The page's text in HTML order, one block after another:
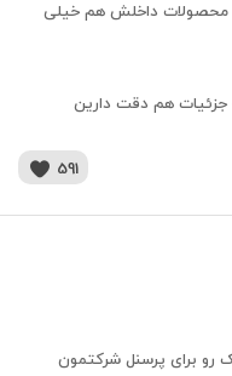
محصولات داخلش هم خیلی
جزئیات هم دقت دارین
591
رو برای پرسنل شرکتمون